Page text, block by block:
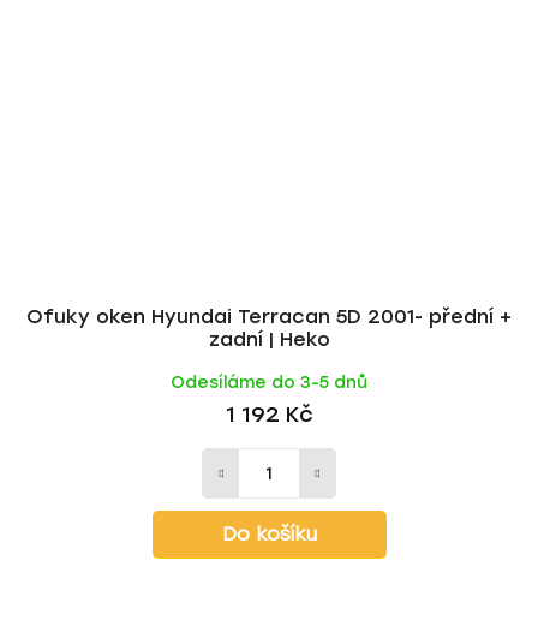
Ofuky oken Hyundai Terracan 5D 2001- přední +
zadní | Heko
Odesíláme do 3-5 dnů
1 192 Kč
Do košíku